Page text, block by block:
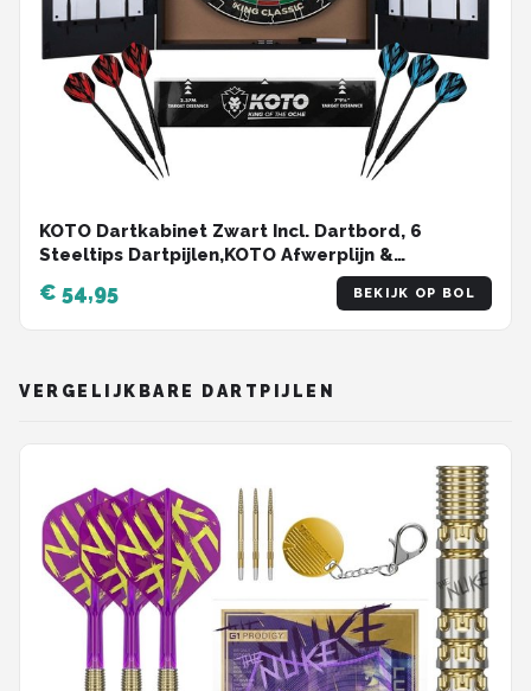
KOTO Dartkabinet Zwart Incl. Dartbord, 6
Steeltips Dartpijlen,KOTO Afwerplijn &
Handleiding, Houten Darts Kast, Dartkast met
dartpijlen, Kabinetdart
€ 54,95 BEKIJK OP BOL
VERGELIJKBARE DARTPIJLEN